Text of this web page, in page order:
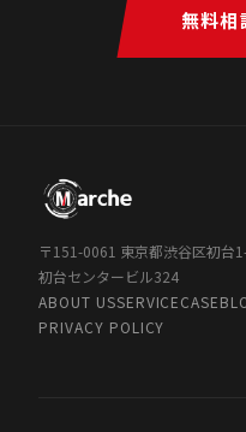
無料相
〒151-0061 東京都渋谷区初台
初台センタービル324
ABOUT USSERVICECASE
PRIVACY POLICY